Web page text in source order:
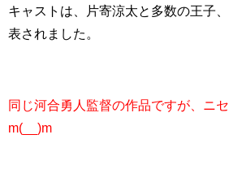
キャストは、片寄涼太と多数の王子、
表されました。
同じ河合勇人監督の作品ですが、ニ
m(__)m